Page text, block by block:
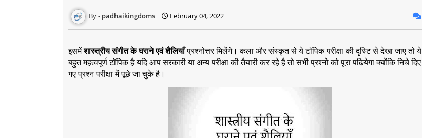
padhaikingdoms February 04, 2022
इसमेंशास्त्रीय संगीत के घराने एवं शैलियाँप्रश्नोत्तर मिलेंगे। कला और संस्कृत से ये टॉपिक परीक्षा की दृस्टि से देखा जाए तो ये
बहुत महत्वपूर्ण टॉपिक है यदि आप सरकारी या अन्य परीक्षा की तैयारी कर रहे है तो सभी प्रश्नो को पूरा पढियेगा क्योंकि निचे दिए
गए प्रश्न परीक्षा में पूछे जा चुके है।